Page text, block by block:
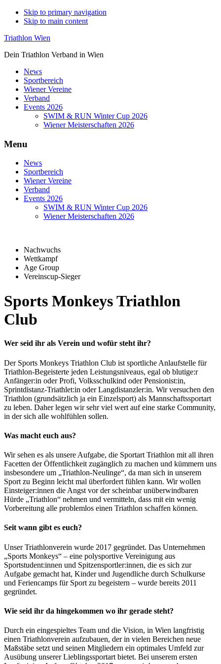
Skip to primary navigation
Skip to main content
Triathlon Wien
Dein Triathlon Verband in Wien
News
Sportbereich
Wiener Vereine
Verband
Events 2026
SWIM & RUN Winter Cup 2026
Wiener Meisterschaften 2026
Menu
News
Sportbereich
Wiener Vereine
Verband
Events 2026
SWIM & RUN Winter Cup 2026
Wiener Meisterschaften 2026
Nachwuchs
Wettkampf
Age Group
Vereinscup-Sieger
Sports Monkeys Triathlon
Club
Wer seid ihr als Verein und wofür steht ihr?
Der Sports Monkeys Triathlon Club ist sportliche Anlaufstelle für
Triathlon-Begeisterte jeden Leistungsniveaus, egal ob blutige:r
Anfänger:in oder Profi, Volksschulkind oder Pensionist:in,
Sprintdistanz-Triathlet:in oder Langdistanzler:in. Wir versuchen den
Triathlon (grundsätzlich ja ein Einzelsport) als Mannschaftssportart
zu leben. Daher legen wir sehr viel wert auf eine starke Community,
in der sich alle wohlfühlen sollen.
Was macht euch aus?
Wir sehen es als unsere Aufgabe, die Sportart Triathlon mit all ihren
Facetten der Öffentlichkeit zugänglich zu machen und kümmern uns
insbesondere um „Triathlon-Neulinge“, da man sich in unserem
Sport zu Beginn leicht mal überfordert fühlen kann. Wir wollen
Einsteiger:innen die Angst vor der scheinbar unüberwindbaren
Hürde „Triathlon“ nehmen und vermitteln, dass mit ein wenig
Vorbereitung alle problemlos einen Triathlon schaffen können.
Seit wann gibt es euch?
Unser Triathlonverein wurde 2017 gegründet. Das Unternehmen
„Sports Monkeys“ – eine polysportive Vereinigung aus
Sportstudent:innen und Spitzensportler:innen, die es sich zur
Aufgabe gemacht hat, Kinder und Jugendliche durch Schulkurse
und Feriencamps für Sport zu begeistern – wurde bereits 2011
gegründet.
Wie seid ihr da hingekommen wo ihr gerade steht?
Durch ein eingespieltes Team und die Vision, in Wien langfristig
einen Triathlonverein aufzubauen, der in vielen Bereichen neue
Maßstäbe setzt und seinen Mitgliedern ein optimales Umfeld zur
Ausübung unserer Lieblingssportart bietet. Bei unserem ersten